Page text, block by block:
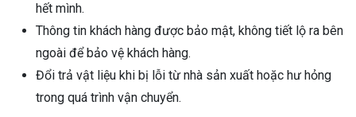
hết mình.
Thông tin khách hàng được bảo mật, không tiết lộ ra bên
ngoài để bảo vệ khách hàng.
Đổi trả vật liệu khi bị lỗi từ nhà sản xuất hoặc hư hỏng
trong quá trình vận chuyển.